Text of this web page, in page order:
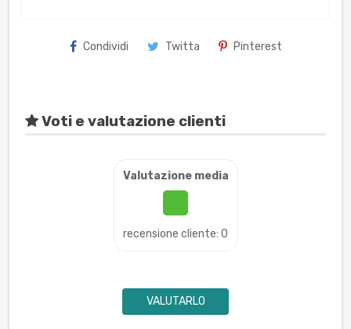
Condividi Twitta Pinterest
Voti e valutazione clienti
Valutazione media
recensione cliente: 0
VALUTARLO